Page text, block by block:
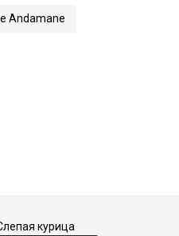
Andamane
курица